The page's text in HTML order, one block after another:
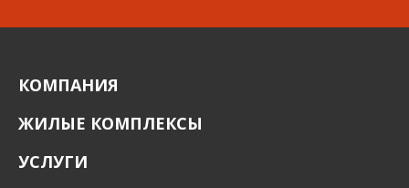
КОМПАНИЯ
ЖИЛЫЕ КОМПЛЕКСЫ
УСЛУГИ